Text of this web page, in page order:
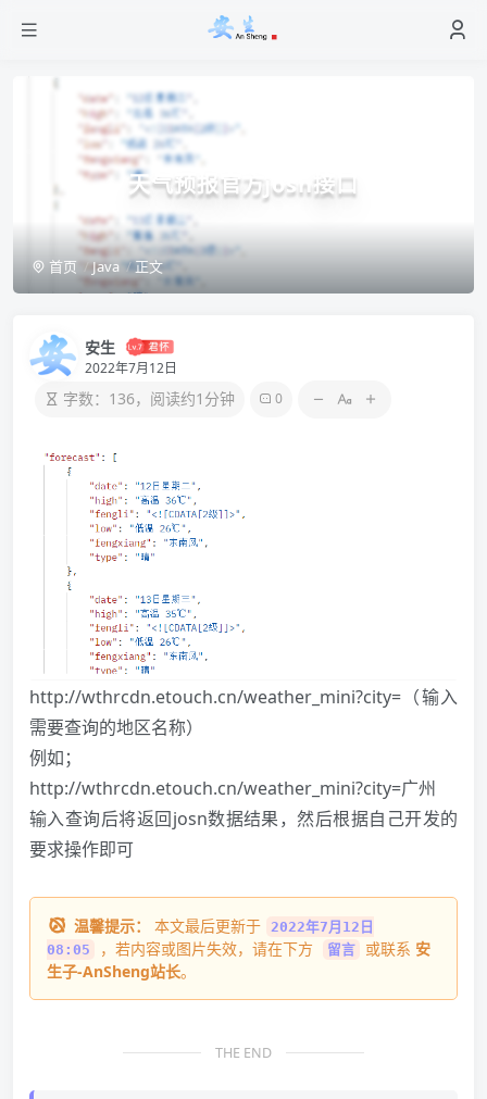
天气预报官方josn接口
首页 Java 正文
安生
2022年7月12日
字数：136，阅读约1分钟 0
http://wthrcdn.etouch.cn/weather_mini?city=（输入
需要查询的地区名称）
例如；
http://wthrcdn.etouch.cn/weather_mini?city=广州
输入查询后将返回josn数据结果，然后根据自己开发的
要求操作即可
温馨提示： 本文最后更新于
2022年7月12日
08:05
，若内容或图片失效，请在下方 留言 或联系 安
生子-AnSheng站长。
THE END